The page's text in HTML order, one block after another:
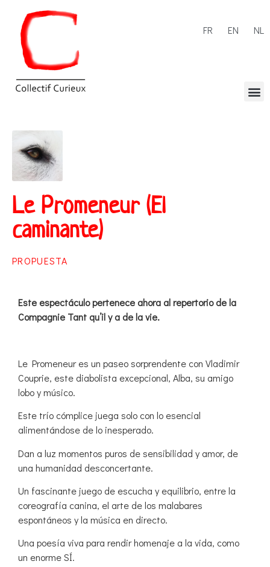
FR EN NL
Le Promeneur (El
caminante)
PROPUESTA
Este espectáculo pertenece ahora al repertorio de la
Compagnie Tant qu’il y a de la vie.
Le Promeneur es un paseo sorprendente con Vladimir
Couprie, este diabolista excepcional, Alba, su amigo
lobo y músico.
Este trío cómplice juega solo con lo esencial
alimentándose de lo inesperado.
Dan a luz momentos puros de sensibilidad y amor, de
una humanidad desconcertante.
Un fascinante juego de escucha y equilibrio, entre la
coreografía canina, el arte de los malabares
espontáneos y la música en directo.
Una poesía viva para rendir homenaje a la vida, como
un enorme SÍ.